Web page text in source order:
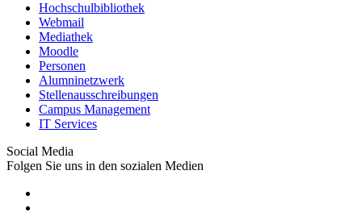
Hochschulbibliothek
Webmail
Mediathek
Moodle
Personen
Alumninetzwerk
Stellenausschreibungen
Campus Management
IT Services
Social Media
Folgen Sie uns in den sozialen Medien